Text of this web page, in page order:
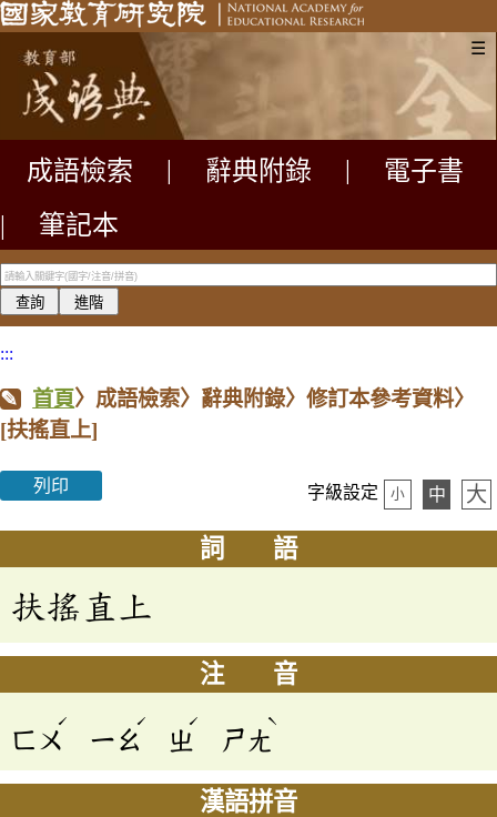
☰
成語檢索 辭典附錄
電子書
|
筆記本
:::
首頁〉成語檢索〉辭典附錄〉修訂本參考資料〉
[扶搖直上]
列印 字級設定 小 中 大
詞 語
扶搖直上
注 音
ㄈㄨ
ˊ
ㄧㄠ
ˊ
ㄓ
ˊ
ㄕㄤ
ˋ
漢語拼音